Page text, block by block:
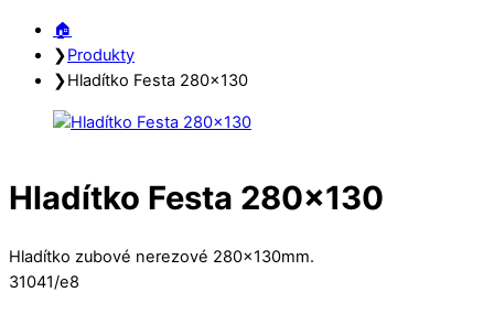
Close
Menu
Close
Cart
🏠︎
❯Produkty
❯Hladítko Festa 280×130
Hladítko Festa 280×130
Hladítko zubové nerezové 280x130mm.
31041/e8